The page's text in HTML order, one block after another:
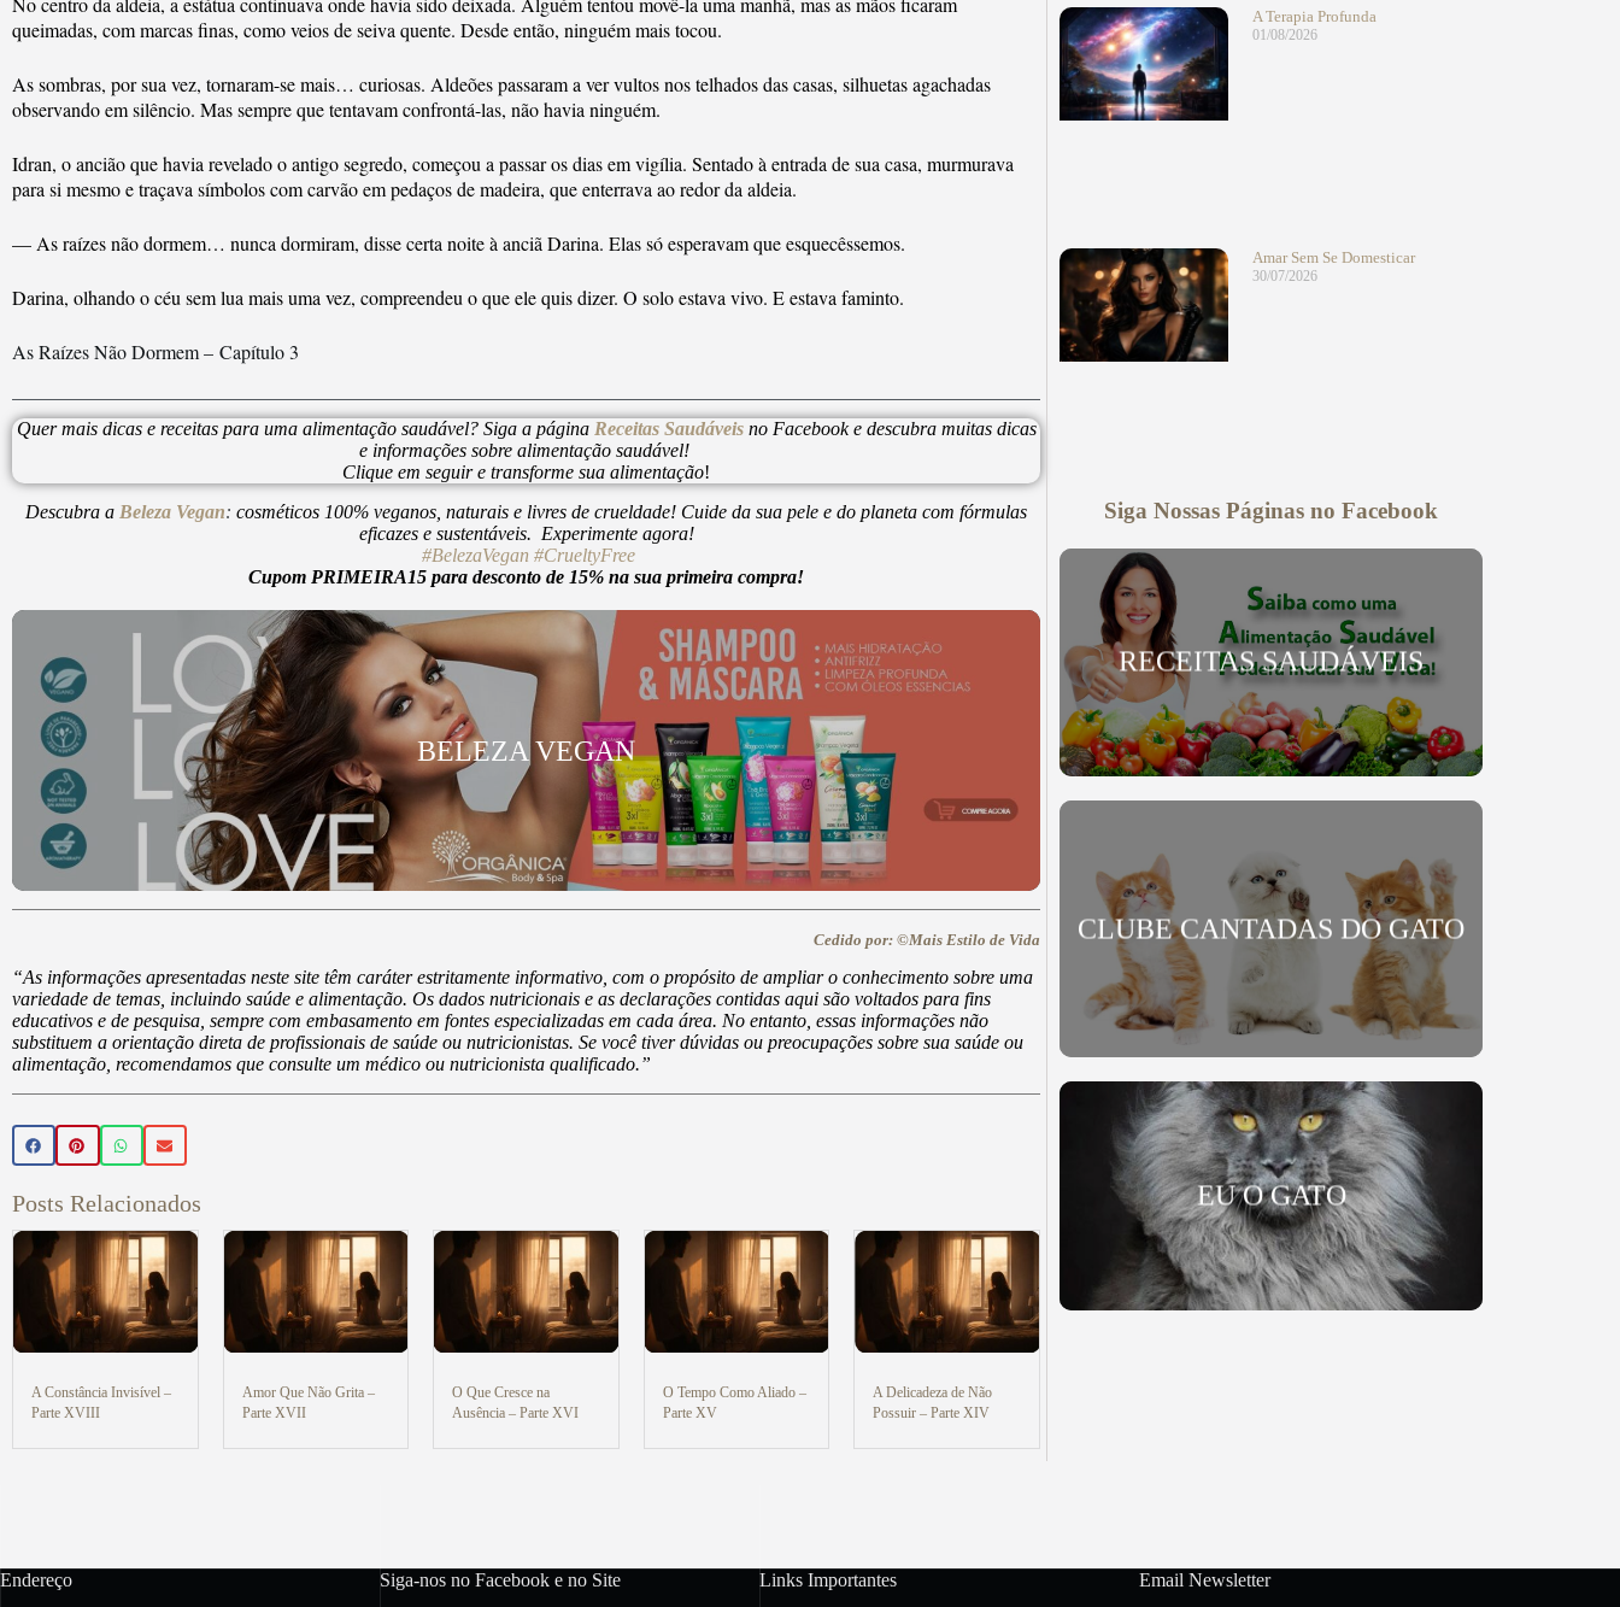
queimadas, com marcas finas, como veios de seiva quente. Desde então, ninguém mais tocou.
As sombras, por sua vez, tornaram-se mais… curiosas. Aldeões passaram a ver vultos nos telhados das casas, silhuetas agachadas
observando em silêncio. Mas sempre que tentavam confrontá-las, não havia ninguém.
Idran, o ancião que havia revelado o antigo segredo, começou a passar os dias em vigília. Sentado à entrada de sua casa, murmurava
para si mesmo e traçava símbolos com carvão em pedaços de madeira, que enterrava ao redor da aldeia.
— As raízes não dormem… nunca dormiram, disse certa noite à anciã Darina. Elas só esperavam que esquecêssemos.
Darina, olhando o céu sem lua mais uma vez, compreendeu o que ele quis dizer. O solo estava vivo. E estava faminto.
As Raízes Não Dormem – Capítulo 3
Quer mais dicas e receitas para uma alimentação saudável? Siga a página Receitas Saudáveis no Facebook e descubra muitas dicas
e informações sobre alimentação saudável!
Clique em seguir e transforme sua alimentação!
Descubra a Beleza Vegan: cosméticos 100% veganos, naturais e livres de crueldade! Cuide da sua pele e do planeta com fórmulas
eficazes e sustentáveis. Experimente agora!
#BelezaVegan #CrueltyFree
Cupom PRIMEIRA15 para desconto de 15% na sua primeira compra!
BELEZA VEGAN
Cedido por: ©Mais Estilo de Vida
“As informações apresentadas neste site têm caráter estritamente informativo, com o propósito de ampliar o conhecimento sobre uma
variedade de temas, incluindo saúde e alimentação. Os dados nutricionais e as declarações contidas aqui são voltados para fins
educativos e de pesquisa, sempre com embasamento em fontes especializadas em cada área. No entanto, essas informações não
substituem a orientação direta de profissionais de saúde ou nutricionistas. Se você tiver dúvidas ou preocupações sobre sua saúde ou
alimentação, recomendamos que consulte um médico ou nutricionista qualificado.”
Posts Relacionados
A Constância Invisível –
Parte XVIII
Amor Que Não Grita –
Parte XVII
O Que Cresce na
Ausência – Parte XVI
O Tempo Como Aliado –
Parte XV
A Delicadeza de Não
Possuir – Parte XIV
A Terapia Profunda
01/08/2026
Amar Sem Se Domesticar
30/07/2026
Siga Nossas Páginas no Facebook
RECEITAS SAUDÁVEIS
CLUBE CANTADAS DO GATO
EU O GATO
Endereço Siga-nos no Facebook e no Site Links Importantes Email Newsletter